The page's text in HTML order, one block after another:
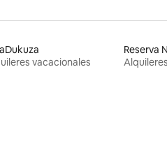
vacacionales